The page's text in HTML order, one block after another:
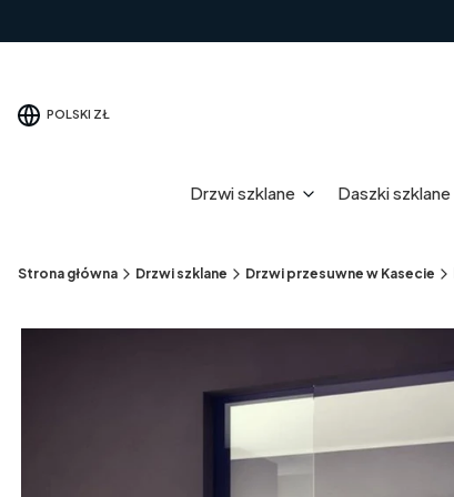
POLSKI ZŁ
Drzwi szklane Daszki szklane
Strona główna Drzwi szklane Drzwi przesuwne w Kasecie